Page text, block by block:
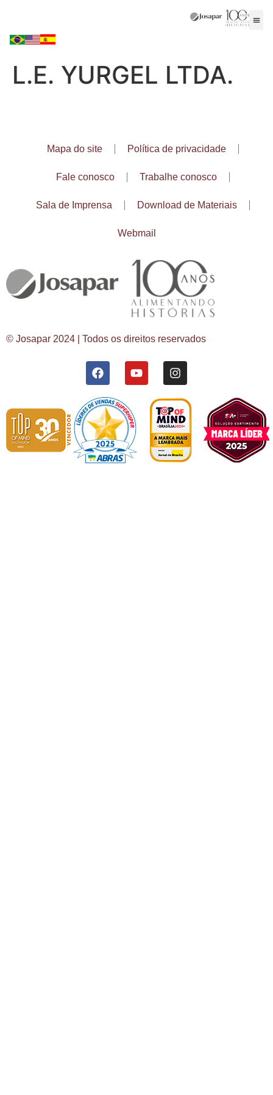
L.E. YURGEL LTDA.
Mapa do site Política de privacidade
Fale conosco Trabalhe conosco
Sala de Imprensa Download de Materiais
Webmail
© Josapar 2024 | Todos os direitos reservados